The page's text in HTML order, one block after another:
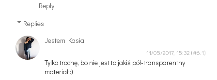
Reply
Replies
Jestem Kasia
11/05/2017, 15:32
Tylko trochę, bo nie jest to jakiś pół-transparentny
materiał :)